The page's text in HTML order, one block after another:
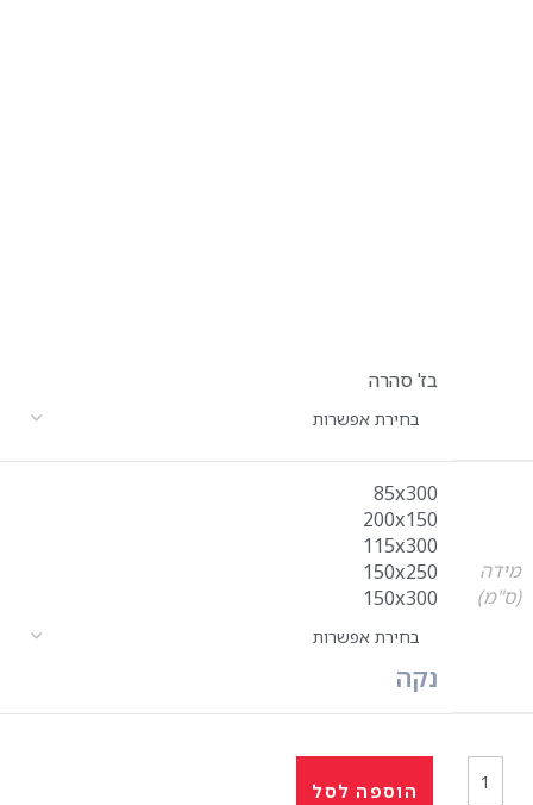
בז' סהרה
מידה
(ס"מ)
85x300
200x150
115x300
150x250
150x300
נקה
הוספה לסל